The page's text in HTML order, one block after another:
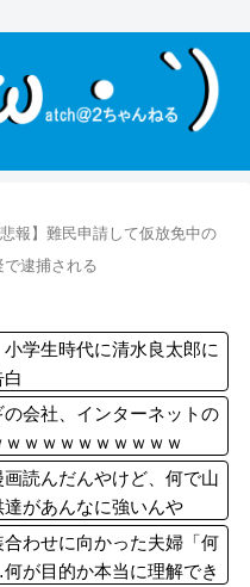
悲報】難民申請して仮放免中の
逮捕される
小学生時代に清水良太郎に
の会社、インターネットの
ｗｗｗｗｗｗｗｗｗ
画読んだんやけど、何で山
があんなに強いんや
合わせに向かった夫婦「何
が目的か本当に理解でき